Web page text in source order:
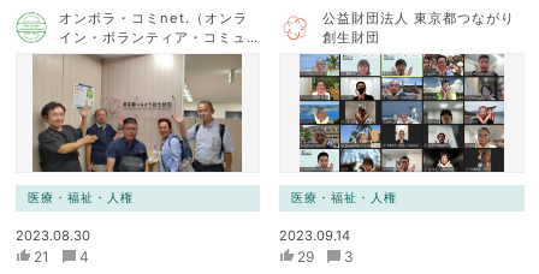
オンボラ・コミnet.（オンラ
イン・ボランティア・コミュ
ニケーション・ネットワー
ク）
医療・福祉・人権
2023.08.30
21 4
公益財団法人 東京都つながり
創生財団
医療・福祉・人権
2023.09.14
29 3